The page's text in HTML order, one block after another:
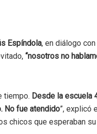
Espíndola, en diálogo con
“nosotros no
tiempo. Desde la escuela
No fue atendido”, explicó
chicos que esperaban